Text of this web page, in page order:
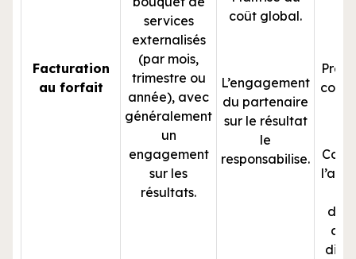
Facturation
au forfait
services
externalisés
(par mois,
trimestre ou
année), avec
généralement
un
engagement
sur les
résultats.
coût global.
L’engagement
du partenaire
sur le résultat
le
responsabilise.